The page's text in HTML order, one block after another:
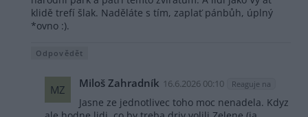
klidě trefí šlak. Naděláte s tím, zaplať pánbůh, úplný
*ovno :).
Odpovědět
MZ Miloš Zahradník 16.6.2026 00:10 Reaguje na
Jasne ze jednotlivec toho moc nenadela. Kdyz